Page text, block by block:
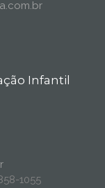
Infantil
1055